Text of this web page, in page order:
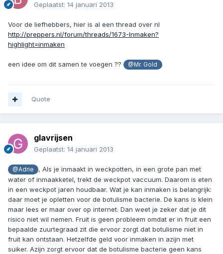
Geplaatst: 14 januari 2013
Voor de liefhebbers, hier is al een thread over nl
http://preppers.nl/forum/threads/1673-Inmaken?
highlight=inmaken
een idee om dit samen te voegen ?? @Mr. Gold
Quote
glavrijsen
Geplaatst: 14 januari 2013
@Adrie
, Als je inmaakt in weckpotten, in een grote pan met
water of inmaakketel, trekt de weckpot vaccuum. Daarom is eten
in een weckpot jaren houdbaar. Wat je kan inmaken is belangrijk:
daar moet je opletten voor de botulisme bacterie. De kans is klein
maar lees er maar over op internet. Dan weet je zeker dat je dit
risico niet wil nemen. Fruit is geen probleem omdat er in fruit een
bepaalde zuurtegraad zit die ervoor zorgt dat botulisme niet in
fruit kan ontstaan. Hetzelfde geld voor inmaken in azijn met
suiker. Azijn zorgt ervoor dat de botulisme bacterie geen kans